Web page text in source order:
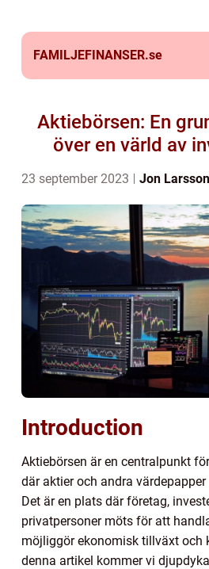
FAMILJEFINANSER.se
Aktiebörsen: En
över en värld av
23 september 2023 Jon Larsson
Introduction
Aktiebörsen är en centralpunkt
där aktier och andra
Det är en plats där företag,
privatpersoner möts för att
möjliggör ekonomisk tillväxt och
denna artikel kommer vi